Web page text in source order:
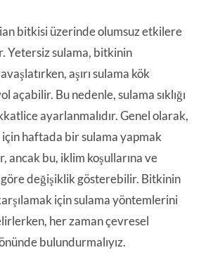
bitkisi üzerinde olumsuz etkilere
Yetersiz sulama, bitkinin
aşırı sulama kök
açabilir. Bu nedenle, sulama sıklığı
ayarlanmalıdır. Genel olarak,
haftada bir sulama yapmak
ancak bu, iklim koşullarına ve
değişiklik gösterebilir. Bitkinin
için sulama yöntemlerini
her zaman çevresel
bulundurmalıyız.